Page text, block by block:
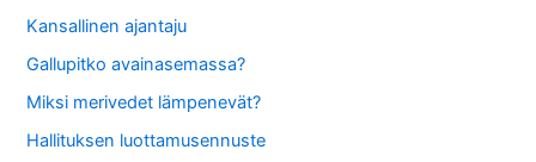
Kansallinen ajantaju
Gallupitko avainasemassa?
Miksi merivedet lämpenevät?
Hallituksen luottamusennuste